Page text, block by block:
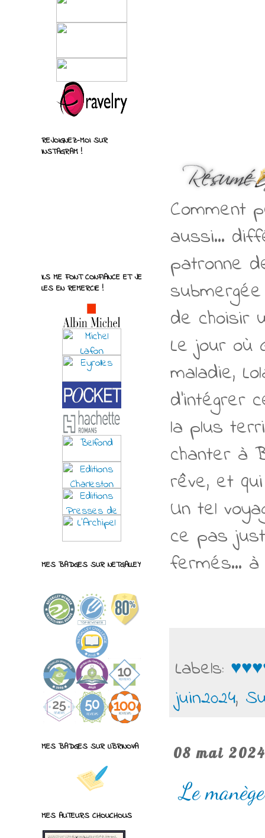
Comment
aussi...
patronne
de choisir
Le jour où
maladie,
d'intégrer
la plus
chanter à
rêve, et
Un tel
ce pas
fermés...
Labels:
juin2024,
08 mai 2024
Le
REJOIGNEZ-MOI SUR
INSTAGRAM !
ILS ME FONT CONFIANCE ET JE
LES EN REMERCIE !
MES BADGES SUR NETGALLEY
MES BADGES SUR LIBRINOVA
MES AUTEURS CHOUCHOUS